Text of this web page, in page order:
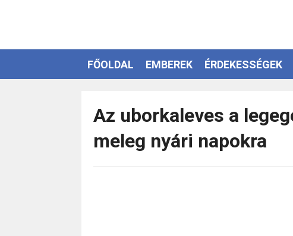
FŐOLDAL EMBEREK ÉRDEKESSÉGEK
Az uborkaleves a
meleg nyári napokra